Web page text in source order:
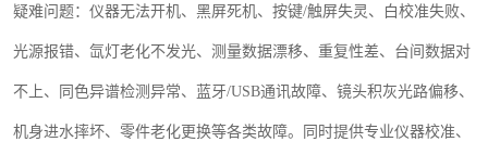
疑难问题：仪器无法开机、黑屏死机、按键/触屏失灵、白校准失败、
光源报错、氙灯老化不发光、测量数据漂移、重复性差、台间数据对
不上、同色异谱检测异常、蓝牙/USB通讯故障、镜头积灰光路偏移、
机身进水摔坏、零件老化更换等各类故障。同时提供专业仪器校准、